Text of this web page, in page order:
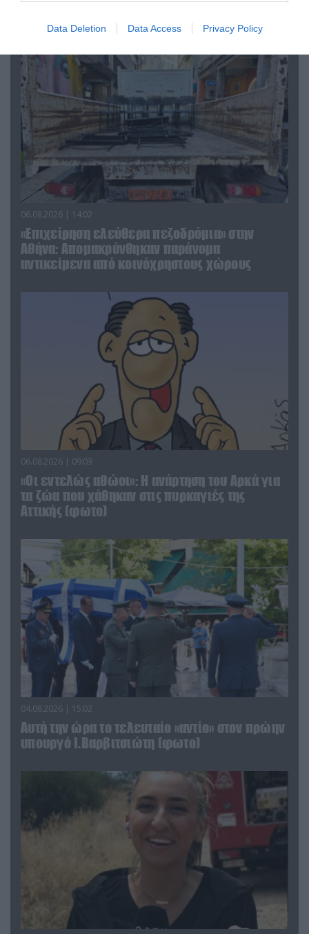
Data Deletion Data Access Privacy Policy
ΠΟΛΙΤΙΚΗ
06.08.2026 | 14:02
«Επιχείρηση ελεύθερα πεζοδρόμια» στην
Αθήνα: Απομακρύνθηκαν παράνομα
αντικείμενα από κοινόχρηστους χώρους
06.08.2026 | 09:03
«Οι εντελώς αθώοι»: Η ανάρτηση του Αρκά για
τα ζώα που χάθηκαν στις πυρκαγιές της
Αττικής (φωτο)
04.08.2026 | 15:02
Αυτή την ώρα το τελευταίο «αντίο» στον πρώην
υπουργό Ι.Βαρβιτσιώτη (φωτο)